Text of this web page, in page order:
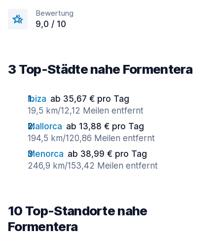
Bewertung
9,0 / 10
3 Top-Städte nahe Formentera
Ibiza ab 35,67 € pro Tag
19,5 km/12,12 Meilen entfernt
Mallorca ab 13,88 € pro Tag
194,5 km/120,86 Meilen entfernt
Menorca ab 38,99 € pro Tag
246,9 km/153,42 Meilen entfernt
10 Top-Standorte nahe
Formentera